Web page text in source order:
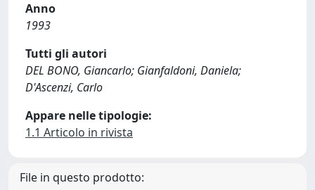
Anno
1993
Tutti gli autori
DEL BONO, Giancarlo; Gianfaldoni, Daniela;
D'Ascenzi, Carlo
Appare nelle tipologie:
1.1 Articolo in rivista
File in questo prodotto: